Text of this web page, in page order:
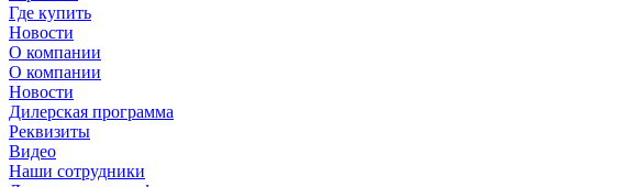
Где купить
Новости
О компании
О компании
Новости
Дилерская программа
Реквизиты
Видео
Наши сотрудники